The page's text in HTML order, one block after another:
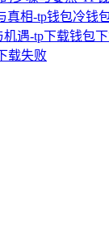
真相-tp钱包冷钱
遇-tp下载钱包
载失败